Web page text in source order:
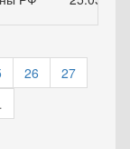
26
27